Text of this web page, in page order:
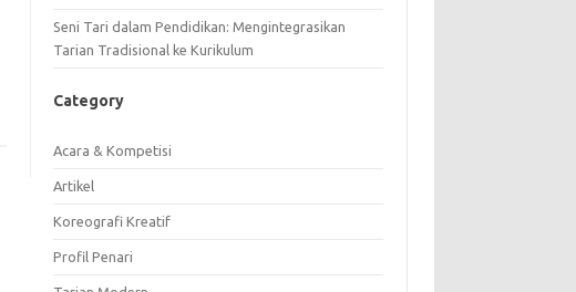
Seni Tari dalam Pendidikan: Mengintegrasikan
Tarian Tradisional ke Kurikulum
Category
Acara & Kompetisi
Artikel
Koreografi Kreatif
Profil Penari